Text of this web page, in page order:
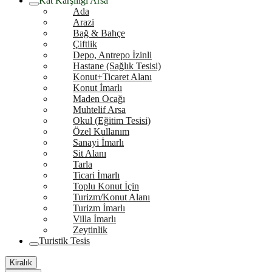
Ada
Arazi
Bağ & Bahçe
Çiftlik
Depo, Antrepo İzinli
Hastane (Sağlık Tesisi)
Konut+Ticaret Alanı
Konut İmarlı
Maden Ocağı
Muhtelif Arsa
Okul (Eğitim Tesisi)
Özel Kullanım
Sanayi İmarlı
Sit Alanı
Tarla
Ticari İmarlı
Toplu Konut İçin
Turizm/Konut Alanı
Turizm İmarlı
Villa İmarlı
Zeytinlik
Turistik Tesis
Kiralık